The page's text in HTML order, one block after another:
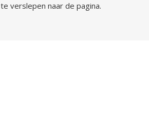
te verslepen naar de pagina.